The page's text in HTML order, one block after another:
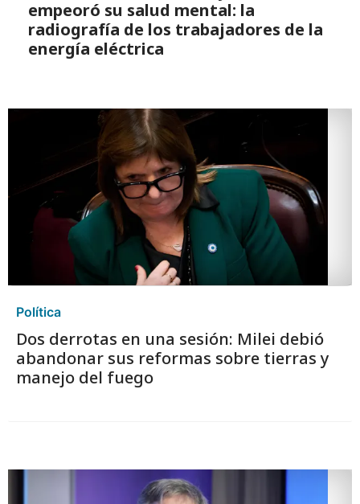
empeoró su salud mental: la
radiografía de los trabajadores de la
energía eléctrica
Política
Dos derrotas en una sesión: Milei debió
abandonar sus reformas sobre tierras y
manejo del fuego